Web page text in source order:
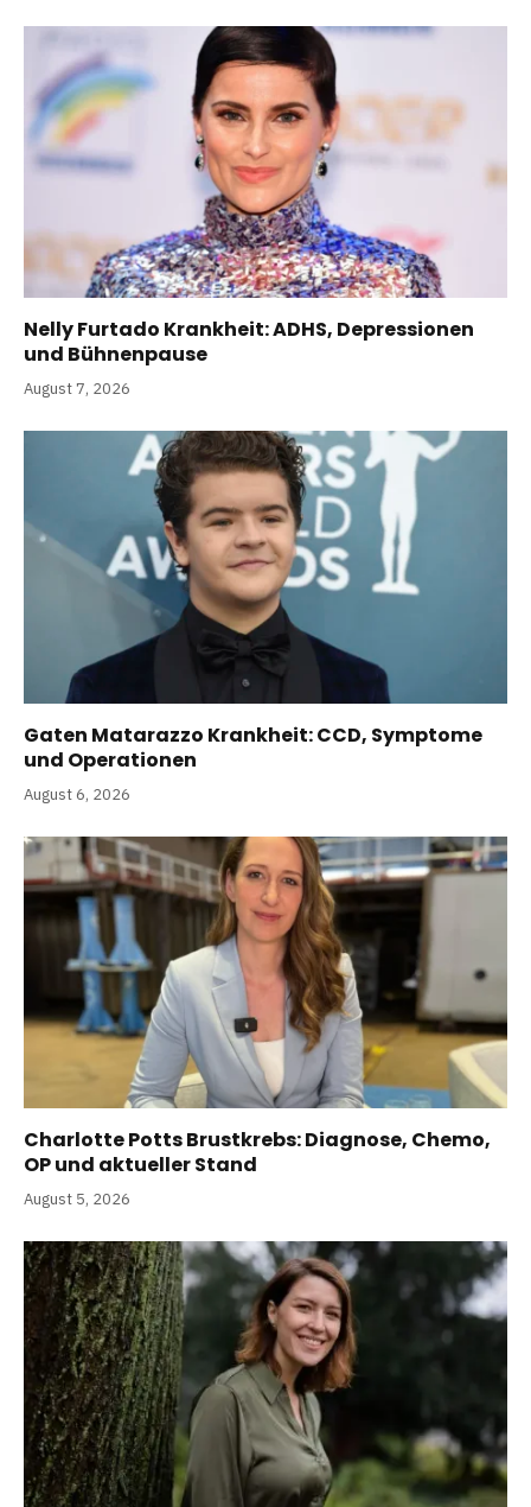
Nelly Furtado Krankheit: ADHS, Depressionen
und Bühnenpause
August 7, 2026
Gaten Matarazzo Krankheit: CCD, Symptome
und Operationen
August 6, 2026
Charlotte Potts Brustkrebs: Diagnose, Chemo,
OP und aktueller Stand
August 5, 2026